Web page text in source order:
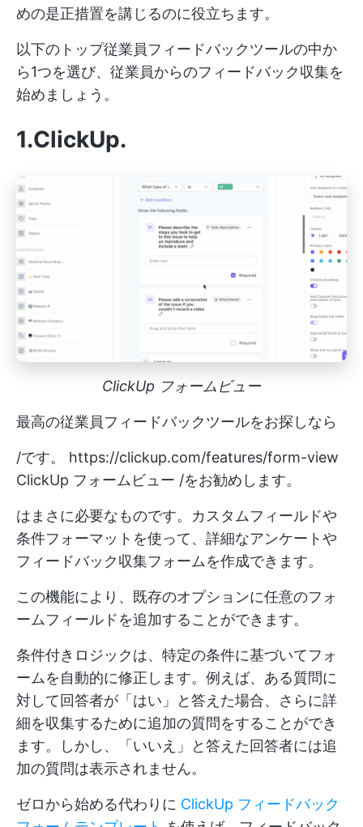
めの是正措置を講じるのに役立ちます。
以下のトップ従業員フィードバックツールの中か
ら1つを選び、従業員からのフィードバック収集を
始めましょう。
1.ClickUp.
ClickUp フォームビュー
最高の従業員フィードバックツールをお探しなら
/です。 https://clickup.com/features/form-view
ClickUp フォームビュー /をお勧めします。
はまさに必要なものです。カスタムフィールドや
条件フォーマットを使って、詳細なアンケートや
フィードバック収集フォームを作成できます。
この機能により、既存のオプションに任意のフォ
ームフィールドを追加することができます。
条件付きロジックは、特定の条件に基づいてフォ
ームを自動的に修正します。例えば、ある質問に
対して回答者が「はい」と答えた場合、さらに詳
細を収集するために追加の質問をすることができ
ます。しかし、「いいえ」と答えた回答者には追
加の質問は表示されません。
ゼロから始める代わりに ClickUp フィードバック